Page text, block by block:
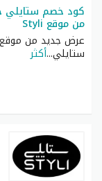
كود خصم ستايلي
من موقع Styli
عرض جديد من
ستايلي...أكثر